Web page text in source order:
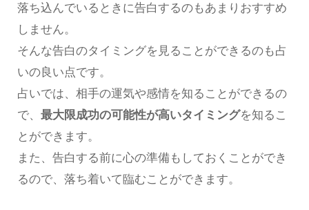
落ち込んでいるときに告白するのもあまりおすすめ
しません。
そんな告白のタイミングを見ることができるのも占
いの良い点です。
占いでは、相手の運気や感情を知ることができるの
で、 最大限成功の可能性が高いタイミングを知るこ
とができます。
また、告白する前に心の準備もしておくことができ
るので、落ち着いて臨むことができます。